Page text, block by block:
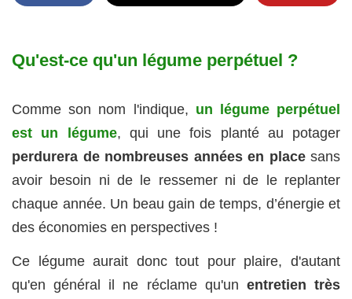
Qu'est-ce qu'un légume perpétuel ?
Comme son nom l'indique, un légume perpétuel
est un légume, qui une fois planté au potager
perdurera de nombreuses années en placesans
avoir besoin ni de le ressemer ni de le replanter
chaque année. Un beau gain de temps, d’énergie et
des économies en perspectives !
Ce légume aurait donc tout pour plaire, d'autant
qu'en général il ne réclame qu'un entretien très